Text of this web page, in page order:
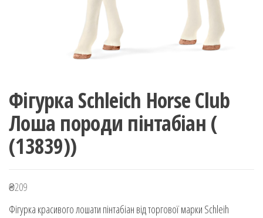
Фігурка Schleich Horse Club
Лоша породи пінтабіан (
(13839))
₴209
Фігурка красивого лошати пінтабіан від торгової марки Schleih